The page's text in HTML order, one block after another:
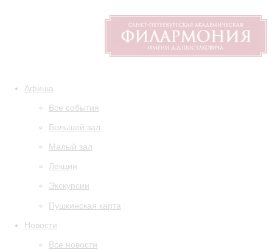
Афиша
Все события
Большой зал
Малый зал
Лекции
Экскурсии
Пушкинская карта
Новости
Все новости